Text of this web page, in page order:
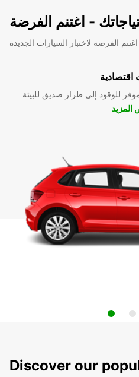
- اغتنم الفرضة
اغتنم الفرصة لاختبار السيارات الجديدة
اقتصادية
للوقود إلى طراز صديق للبيئة
Discover our